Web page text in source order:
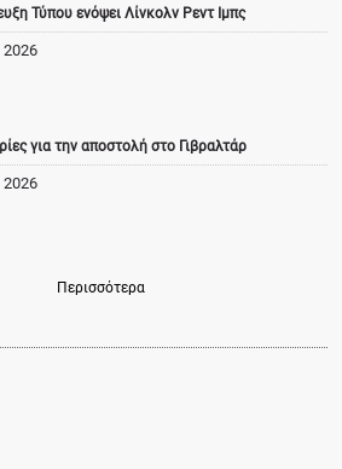
Τύπου ενόψει Λίνκολν Ρεντ Ιμπς
2026
για την αποστολή στο Γιβραλτάρ
2026
Περισσότερα